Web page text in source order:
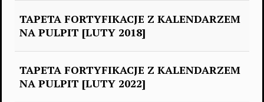
TAPETA FORTYFIKACJE Z KALENDARZEM
NA PULPIT [LUTY 2018]
TAPETA FORTYFIKACJE Z KALENDARZEM
NA PULPIT [LUTY 2022]